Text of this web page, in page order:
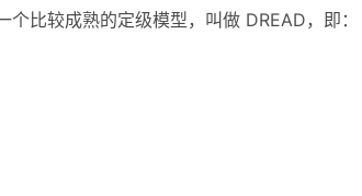
比较成熟的定级模型，叫做 DREAD，即：